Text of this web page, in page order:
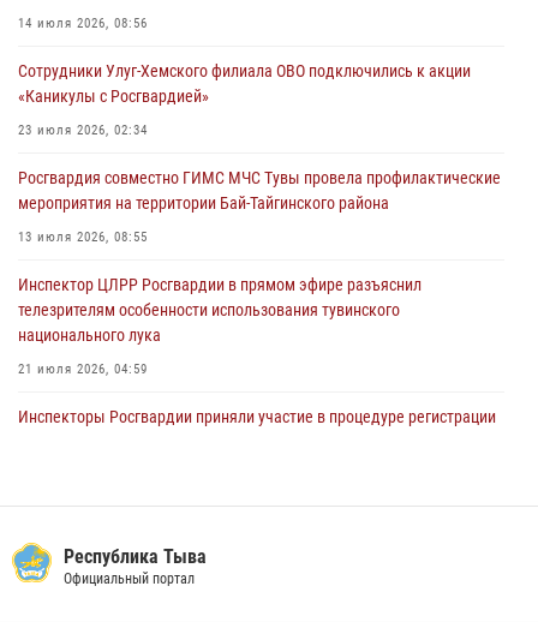
26 сигналов «Тревога» с автотранспортов отработали экипажи
29 июля 2026, 08:37
В Туве офицер Росгвардии подвела итоги юбилейного личного
28 июля 2026, 07:48
14 июля 2026, 08:56
Сотрудники Улуг-Хемского филиала ОВО подключились к акции
«Каникулы с Росгвардией»
23 июля 2026, 02:34
Росгвардия совместно ГИМС МЧС Тувы провела профилактические
мероприятия на территории Бай-Тайгинского района
13 июля 2026, 08:55
Инспектор ЦЛРР Росгвардии в прямом эфире разъяснил
телезрителям особенности использования тувинского
национального лука
21 июля 2026, 04:59
Инспекторы Росгвардии приняли участие в процедуре регистрации
Спортсмены Росгвардии стали победителями и призерами
Чемпионата по лёгкой атлетике Наадым-2026
Республика Тыва
Официальный портал